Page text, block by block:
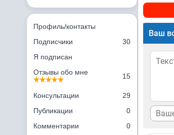
Профиль/контакты
Подписчики
30
Я подписан
Отзывы обо мне
15
Консультации
29
Публикации
0
Комментарии
0
Ваш